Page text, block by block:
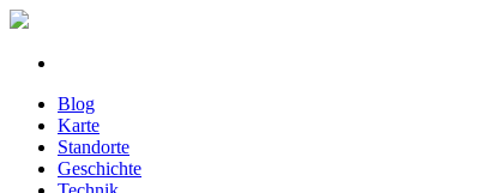
Blog
Karte
Standorte
Geschichte